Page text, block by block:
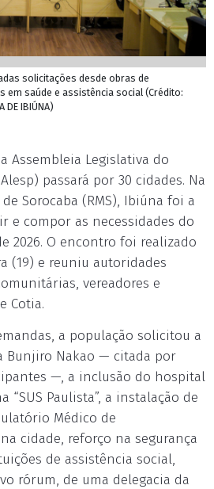
solicitações desde obras de
saúde e assistência social (Crédito:
DE IBIÚNA)
Assembleia Legislativa do
passará por 30 cidades. Na
Sorocaba (RMS), Ibiúna foi a
e compor as necessidades do
2026. O encontro foi realizado
(19) e reuniu autoridades
vereadores e
Cotia.
a população solicitou a
Bunjiro Nakao — citada por
—, a inclusão do hospital
“SUS Paulista”, a instalação de
Médico de
cidade, reforço na segurança
de assistência social,
rórum, de uma delegacia da